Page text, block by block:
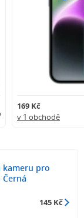
169 Kč
v 1 obchodě
kameru pro
145 Kč